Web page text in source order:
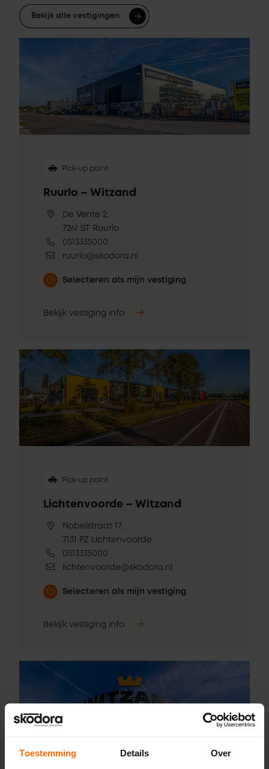
Toestemming Details Over
Bekijk alle vestigingen
Pick-up point
Ruurlo – Witzand
De Vente 2,
7261 ST Ruurlo
0513335000
ruurlo@skodora.nl
Selecteren als mijn vestiging
Bekijk vestiging info
Pick-up point
Lichtenvoorde – Witzand
Nobelstraat 17,
7131 PZ Lichtenvoorde
0513335000
lichtenvoorde@skodora.nl
Selecteren als mijn vestiging
Bekijk vestiging info